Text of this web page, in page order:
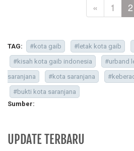
« 1 2
TAG:
#kota gaib #letak kota gaib
#kisah kota gaib indonesia
#urband
saranjana
#kota saranjana
#bukti kota saranjana
Sumber:
UPDATE TERBARU